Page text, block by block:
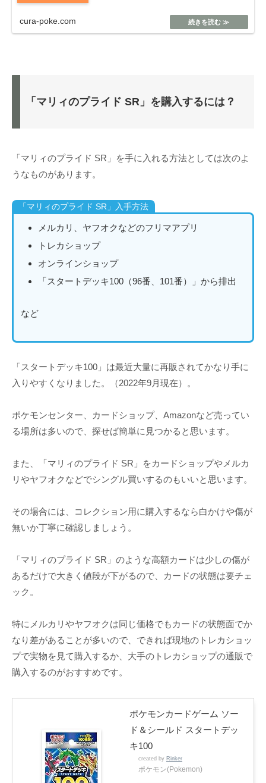
cura-poke.com
「マリィのプライド SR」を購入するには？
「マリィのプライド SR」を手に入れる方法としては次のよ
うなものがあります。
「マリィのプライド SR」入手方法
メルカリ、ヤフオクなどのフリマアプリ
トレカショップ
オンラインショップ
「スタートデッキ100（96番、101番）」から排出
など
「スタートデッキ100」は最近大量に再販されてかなり手に
入りやすくなりました。（2022年9月現在）。
ポケモンセンター、カードショップ、Amazonなど売ってい
る場所は多いので、探せば簡単に見つかると思います。
また、「マリィのプライド SR」をカードショップやメルカ
リやヤフオクなどでシングル買いするのもいいと思います。
その場合には、コレクション用に購入するなら白かけや傷が
無いか丁寧に確認しましょう。
「マリィのプライド SR」のような高額カードは少しの傷が
あるだけで大きく値段が下がるので、カードの状態は要チェ
ック。
特にメルカリやヤフオクは同じ価格でもカードの状態面でか
なり差があることが多いので、できれば現地のトレカショッ
プで実物を見て購入するか、大手のトレカショップの通販で
購入するのがおすすめです。
ポケモンカードゲーム ソー
ド＆シールド スタートデッ
キ100
created by Rinker
ポケモン(Pokemon)